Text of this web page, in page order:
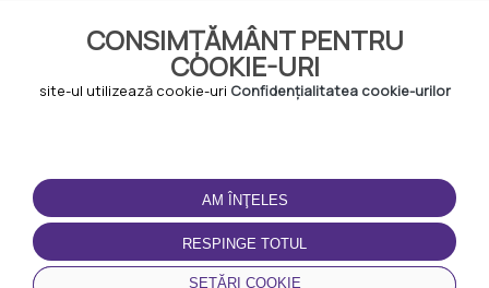
CONSIMȚĂMÂNT PENTRU
COOKIE-URI
site-ul utilizează cookie-uri Confidențialitatea cookie-urilor
AM ÎNŢELES
RESPINGE TOTUL
SETĂRI COOKIE
TERMENI DE UTILIZARE
Termeni și condiții
Politica de
Confidențialitate
Politica de cookie-uri
DESCĂRCAȚI
APLICAȚIA